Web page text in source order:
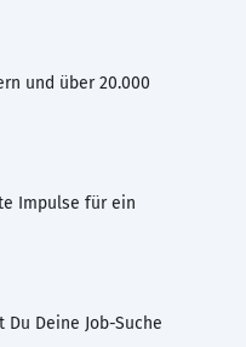
und über 20.000
Impulse für ein
Deine Job-Suche